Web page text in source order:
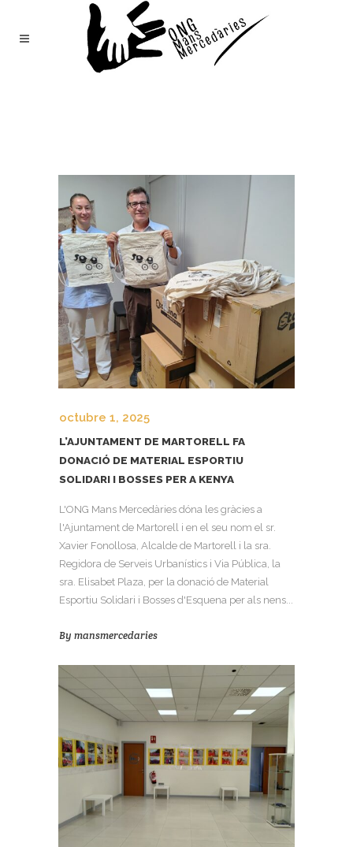
octubre 1, 2025
L’AJUNTAMENT DE MARTORELL FA
DONACIÓ DE MATERIAL ESPORTIU
SOLIDARI I BOSSES PER A KENYA
L'ONG Mans Mercedàries dóna les gràcies a
l'Ajuntament de Martorell i en el seu nom el sr.
Xavier Fonollosa, Alcalde de Martorell i la sra.
Regidora de Serveis Urbanístics i Via Pública, la
sra. Elisabet Plaza, per la donació de Material
Esportiu Solidari i Bosses d'Esquena per als nens...
By mansmercedaries